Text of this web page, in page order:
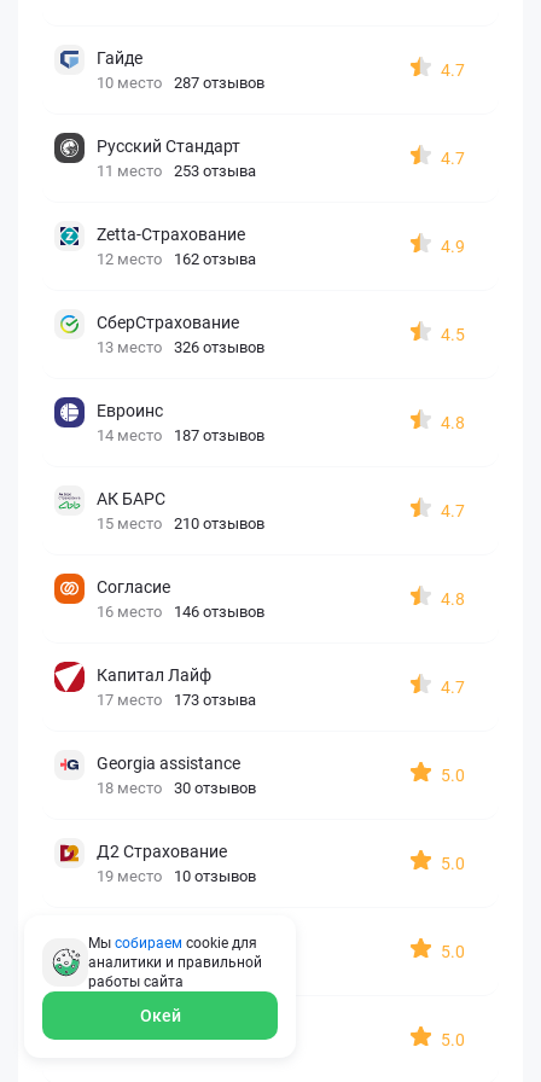
Гайде
10 место 287 отзывов
4.7
Русский Стандарт
11 место 253 отзыва
4.7
Zetta-Страхование
12 место 162 отзыва
4.9
СберСтрахование
13 место 326 отзывов
4.5
Евроинс
14 место 187 отзывов
4.8
АК БАРС
15 место 210 отзывов
4.7
Согласие
16 место 146 отзывов
4.8
Капитал Лайф
17 место 173 отзыва
4.7
Georgia assistance
18 место 30 отзывов
5.0
Д2 Страхование
19 место 10 отзывов
5.0
АйАйСи
20 место 7 отзывов
5.0
OxySport
5.0
Мы собираем cookie для
аналитики и правильной
работы сайта
Окей